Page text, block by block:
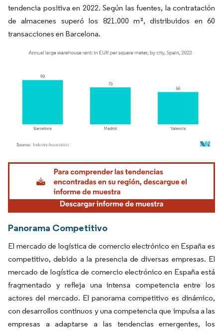
tendencia positiva en 2022. Según las fuentes, la contratación
de almacenes superó los 821.000 m², distribuidos en 60
transacciones en Barcelona.
Imagen © Mordor Intelligence. El uso requiere atribución según CC BY 4.0.
Panorama Competitivo
El mercado de logística de comercio electrónico en España es
competitivo, debido a la presencia de diversas empresas. El
mercado de logística de comercio electrónico en España está
fragmentado y refleja una intensa competencia entre los
actores del mercado. El panorama competitivo es dinámico,
con desarrollos continuos y una competencia que impulsa a las
empresas a adaptarse a las tendencias emergentes, los